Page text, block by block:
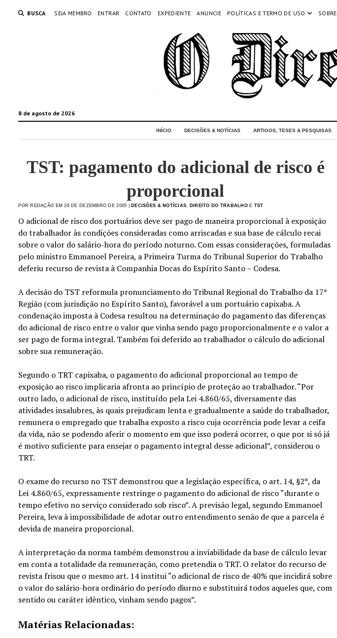
BUSCA SEJA MEMBRO ENTRAR CONTATO EXPEDIENTE ANUNCIE POLÍTICAS E TERMO DE USO SOBRE
8 de agosto de 2026
INÍCIO DECISÕES & NOTÍCIAS ARTIGOS, TESES & PESQUISAS
TST: pagamento do adicional de risco é
proporcional
POR REDAÇÃO EM 26 DE DEZEMBRO DE 2005 | DECISÕES & NOTÍCIAS DIREITO DO TRABALHOE TST
O adicional de risco dos portuários deve ser pago de maneira proporcional à exposição
do trabalhador às condições consideradas como arriscadas e sua base de cálculo recai
sobre o valor do salário-hora do período noturno. Com essas considerações, formuladas
pelo ministro Emmanoel Pereira, a Primeira Turma do Tribunal Superior do Trabalho
deferiu recurso de revista à Companhia Docas do Espírito Santo – Codesa.
A decisão do TST reformula pronunciamento do Tribunal Regional do Trabalho da 17ª
Região (com jurisdição no Espírito Santo), favorável a um portuário capixaba. A
condenação imposta à Codesa resultou na determinação do pagamento das diferenças
do adicional de risco entre o valor que vinha sendo pago proporcionalmente e o valor a
ser pago de forma integral. Também foi deferido ao trabalhador o cálculo do adicional
sobre sua remuneração.
Segundo o TRT capixaba, o pagamento do adicional proporcional ao tempo de
exposição ao risco implicaria afronta ao princípio de proteção ao trabalhador. “Por
outro lado, o adicional de risco, instituído pela Lei 4.860/65, diversamente das
atividades insalubres, às quais prejudicam lenta e gradualmente a saúde do trabalhador,
remunera o empregado que trabalha exposto a risco cuja ocorrência pode levar a ceifa
da vida, não se podendo aferir o momento em que isso poderá ocorrer, o que por si só já
é motivo suficiente para ensejar o pagamento integral desse adicional”, considerou o
TRT.
O exame do recurso no TST demonstrou que a legislação específica, o art. 14, §2º, da
Lei 4.860/65, expressamente restringe o pagamento do adicional de risco “durante o
tempo efetivo no serviço considerado sob risco”. A previsão legal, segundo Emmanoel
Pereira, leva à impossibilidade de adotar outro entendimento senão de que a parcela é
devida de maneira proporcional.
A interpretação da norma também demonstrou a inviabilidade da base de cálculo levar
em conta a totalidade da remuneração, como pretendia o TRT. O relator do recurso de
revista frisou que o mesmo art. 14 institui “o adicional de risco de 40% que incidirá sobre
o valor do salário-hora ordinário do período diurno e substituirá todos aqueles que, com
sentido ou caráter idêntico, vinham sendo pagos”.
Matérias Relacionadas: